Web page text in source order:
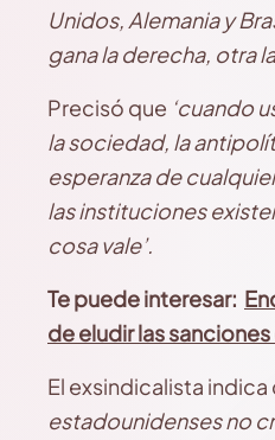
Unidos, Alemania y
gana la derecha, otra
Precisó que ‘cuando
la sociedad, la
esperanza de
las instituciones
cosa vale’.
Te puede interesar:
de eludir las sanciones
El exsindicalista indica
estadounidenses no